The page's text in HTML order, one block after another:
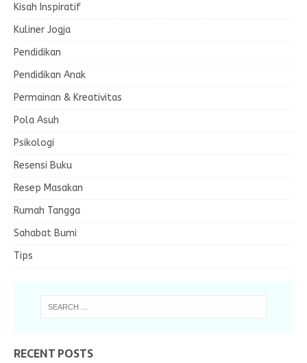
Kisah Inspiratif
Kuliner Jogja
Pendidikan
Pendidikan Anak
Permainan & Kreativitas
Pola Asuh
Psikologi
Resensi Buku
Resep Masakan
Rumah Tangga
Sahabat Bumi
Tips
RECENT POSTS